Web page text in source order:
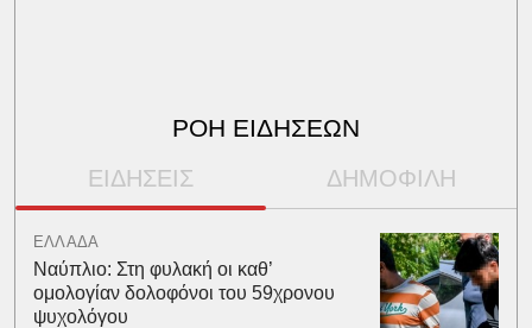
ΡΟΗ ΕΙΔΗΣΕΩΝ
ΕΙΔΗΣΕΙΣ ΔΗΜΟΦΙΛΗ
ΕΛΛΑΔΑ
Ναύπλιο: Στη φυλακή οι καθ’
ομολογίαν δολοφόνοι του 59χρονου
ψυχολόγου